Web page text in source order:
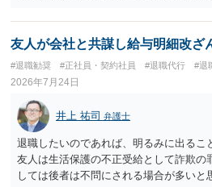
友人が会社と共謀し給与明細改ざ
#退職勧奨 #正社員・契約社員 #退職代行 #退
2026年7月24日
井上 祐司 弁護士
退職したいのであれば、明るみに出る
友人は生活保護の不正受給として詐欺の
しては後者は不問にされる場合が多い